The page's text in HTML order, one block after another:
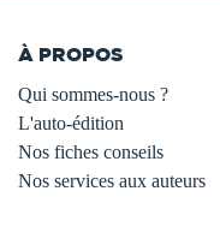
À PROPOS
Qui sommes-nous ?
L'auto-édition
Nos fiches conseils
Nos services aux auteurs